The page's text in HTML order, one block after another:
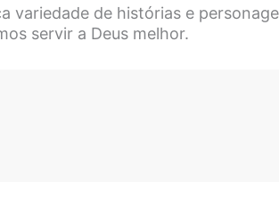
variedade de histórias e
servir a Deus melhor.